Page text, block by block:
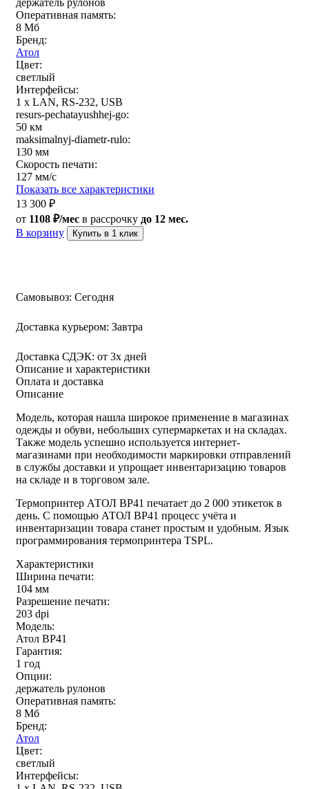
держатель рулонов
Оперативная память:
8 Мб
Бренд:
Атол
Цвет:
светлый
Интерфейсы:
1 x LAN, RS-232, USB
resurs-pechatayushhej-go:
50 км
maksimalnyj-diametr-rulo:
130 мм
Скорость печати:
127 мм/с
Показать все характеристики
13 300 ₽
от 1108 ₽/мес в рассрочку до 12 мес.
В корзину
Купить в 1 клик
Самовывоз: Сегодня
Доставка курьером: Завтра
Доставка СДЭК: от 3х дней
Описание и характеристики
Оплата и доставка
Описание
Модель, которая нашла широкое применение в магазинах
одежды и обуви, небольших супермаркетах и на складах.
Также модель успешно используется интернет-
магазинами при необходимости маркировки отправлений
в службы доставки и упрощает инвентаризацию товаров
на складе и в торговом зале.
Термопринтер АТОЛ ВР41 печатает до 2 000 этикеток в
день. С помощью АТОЛ ВР41 процесс учёта и
инвентаризации товара станет простым и удобным. Язык
программирования термопринтера TSPL.
Характеристики
Ширина печати:
104 мм
Разрешение печати:
203 dpi
Модель:
Атол BP41
Гарантия:
1 год
Опции:
держатель рулонов
Оперативная память:
8 Мб
Бренд:
Атол
Цвет:
светлый
Интерфейсы: